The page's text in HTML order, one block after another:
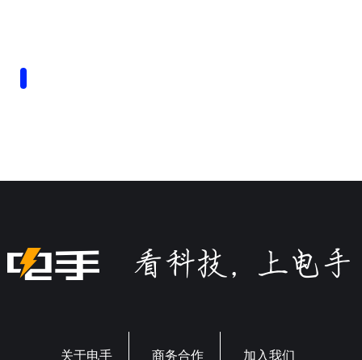
关于电手 商务合作 加入我们